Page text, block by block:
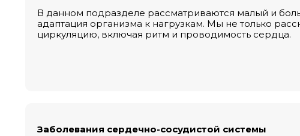
В данном подразделе рассматриваются малый и
адаптация организма к нагрузкам. Мы не только
циркуляцию, включая ритм и проводимость сердца.
Заболевания сердечно-сосудистой системы